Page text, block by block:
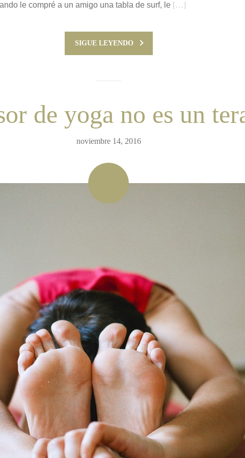
le compré a un amigo una tabla de surf, le […]
SIGUE LEYENDO
de yoga no es un
noviembre 14, 2016